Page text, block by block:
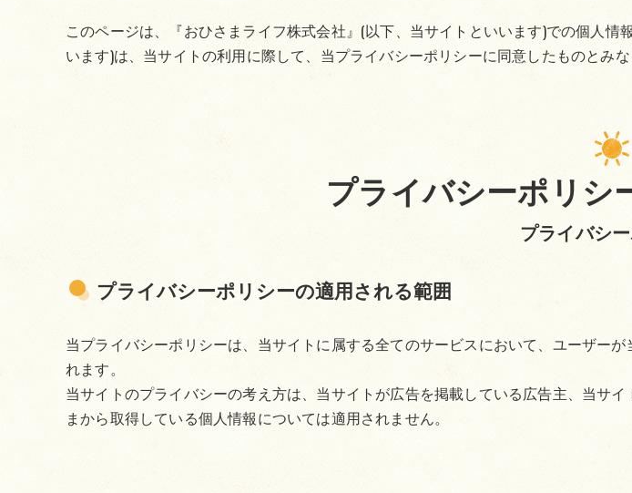
このページは、『おひさまライフ株式会社』(以下、当サイトといいます)での個人
います)は、当サイトの利用に際して、当プライバシーポリシーに同意したものとみな
プライバシ
プライバシーポリシ
プライバシーポリシーの適用される範囲
当プライバシーポリシーは、当サイトに属する全てのサービスにおいて、ユーザー
れます。
当サイトのプライバシーの考え方は、当サイトが広告を掲載している広告主、当サ
まから取得している個人情報については適用されません。